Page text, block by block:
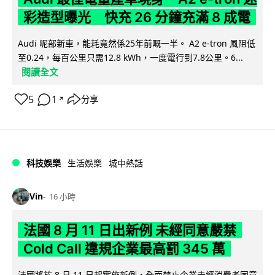
彩造型曝光 快充 26 分鐘充滿 8 成電
Audi 呢部新車，能耗竟然係25年前嘅一半。 A2 e-tron 風阻低
至0.24，每百公里只需12.8 kWh，一度電行到7.8公里。6...
閱讀全文
5 1 ↗ 分享
科技娛樂 生活娛樂 城中熱話
Vin 16 小時
法國 8 月 11 日出新例 未經同意嚴禁
Cold Call 違規企業最高罰 345 萬